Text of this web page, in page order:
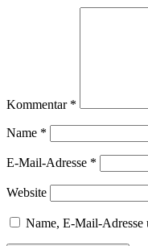
Kommentar *
Name *
E-Mail-Adresse *
Website
Name, E-Mail-Adresse